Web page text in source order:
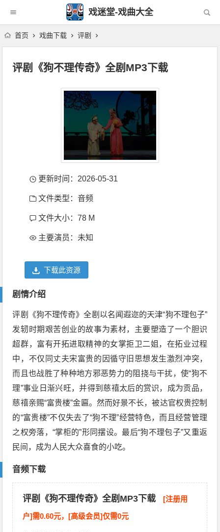
戏迷堂-戏曲大全
首页 戏曲下载 评剧
评剧《狗不理传奇》全剧MP3下载
更新时间：2026-05-31
文件类型：音频
文件大小：78 M
主要演员：未知
下载此资源
剧情介绍
评剧《狗不理传奇》全剧以名闻遐迩的天津“狗不理包子”
发轫时期艰苦创业的故事为素材，主要塑造了一个胆识
超群，富有开拓进取精神的女掌拒卫二姐，在拓业过程
中，不仅同丈夫宋富贵的因循守旧思想发生激烈冲突，
而且也战胜了种种地方邪恶势力的阻挠与干扰，使“狗不
理”事业日渐兴旺，并得到慈禧太后的赏识，成为贡品，
慈禧亲赐“富贵楼”金匾。然而好景不长，被达官权贵控制
的“富贵楼”不仅失去了“狗不理”经营特色，而且经营管理
之权旁落，“掌柜的”形同摆设。最后“狗不理包子”又重返
民间，成为人民大众喜食的小吃。
音频下载
评剧《狗不理传奇》全剧MP3下载 [注册用
户]需0.60元，[高级会员]仅需0元